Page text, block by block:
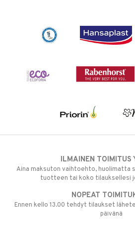
ILMAINEN TOIMITUS
Aina maksuton vaihtoehto,
tuotteen tai koko tilauksellesi
NOPEAT
Ennen kello 13.00 tehdyt tilaukset
päivänä